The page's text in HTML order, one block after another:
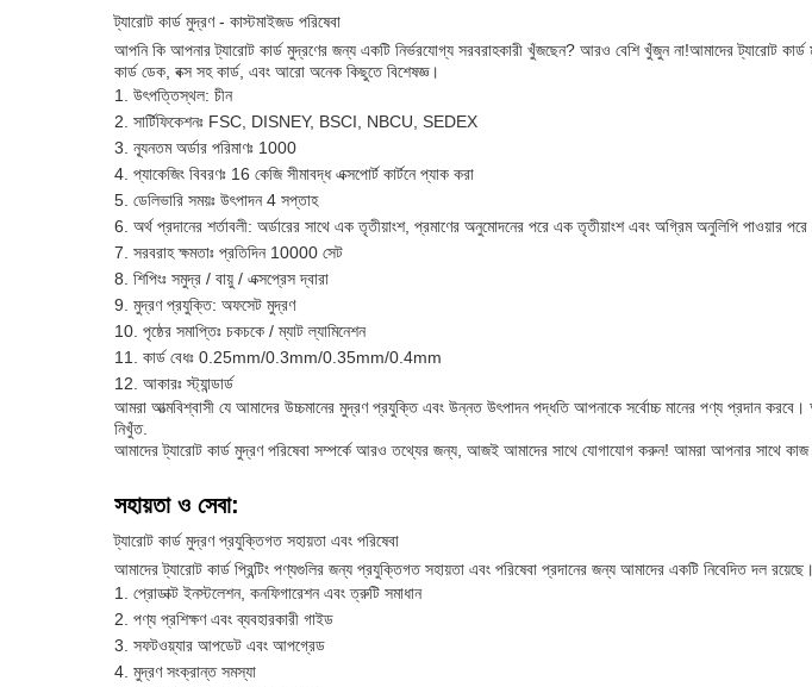
ট্যারোট কার্ড মুদ্রণ - কাস্টমাইজড পরিষেবা
আপনি কি আপনার ট্যারোট কার্ড মুদ্রণের জন্য একটি নির্ভরযোগ্য সরবরাহকারী খুঁজছেন? আরও বেশি খুঁজুন না!আমাদের ট্যারোট কার্ড
কার্ড ডেক, বক্স সহ কার্ড, এবং আরো অনেক কিছুতে বিশেষজ্ঞ।
উৎপত্তিস্থল: চীন
সার্টিফিকেশনঃ FSC, DISNEY, BSCI, NBCU, SEDEX
ন্যূনতম অর্ডার পরিমাণঃ 1000
প্যাকেজিং বিবরণঃ 16 কেজি সীমাবদ্ধ এক্সপোর্ট কার্টনে প্যাক করা
ডেলিভারি সময়ঃ উৎপাদন 4 সপ্তাহ
অর্থ প্রদানের শর্তাবলী: অর্ডারের সাথে এক তৃতীয়াংশ, প্রমাণের অনুমোদনের পরে এক তৃতীয়াংশ এবং অগ্রিম অনুলিপি পাওয়ার
সরবরাহ ক্ষমতাঃ প্রতিদিন 10000 সেট
শিপিংঃ সমুদ্র / বায়ু / এক্সপ্রেস দ্বারা
মুদ্রণ প্রযুক্তি: অফসেট মুদ্রণ
পৃষ্ঠের সমাপ্তিঃ চকচকে / ম্যাট ল্যামিনেশন
কার্ড বেধঃ 0.25mm/0.3mm/0.35mm/0.4mm
আকারঃ স্ট্যান্ডার্ড
আমরা আত্মবিশ্বাসী যে আমাদের উচ্চমানের মুদ্রণ প্রযুক্তি এবং উন্নত উৎপাদন পদ্ধতি আপনাকে সর্বোচ্চ মানের পণ্য প্রদান করবে।
নিখুঁত.
আমাদের ট্যারোট কার্ড মুদ্রণ পরিষেবা সম্পর্কে আরও তথ্যের জন্য, আজই আমাদের সাথে যোগাযোগ করুন! আমরা আপনার সাথে কাজ
সহায়তা ও সেবা:
ট্যারোট কার্ড মুদ্রণ প্রযুক্তিগত সহায়তা এবং পরিষেবা
আমাদের ট্যারোট কার্ড প্রিন্টিং পণ্যগুলির জন্য প্রযুক্তিগত সহায়তা এবং পরিষেবা প্রদানের জন্য আমাদের একটি নিবেদিত দল
প্রোডাক্ট ইনস্টলেশন, কনফিগারেশন এবং ত্রুটি সমাধান
পণ্য প্রশিক্ষণ এবং ব্যবহারকারী গাইড
সফটওয়্যার আপডেট এবং আপগ্রেড
মুদ্রণ সংক্রান্ত সমস্যা